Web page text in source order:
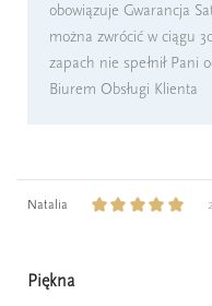
obowiązuje Gwarancja
można zwrócić w ciągu
zapach nie spełnił Pani
Biurem Obsługi Klienta
Natalia
Piękna